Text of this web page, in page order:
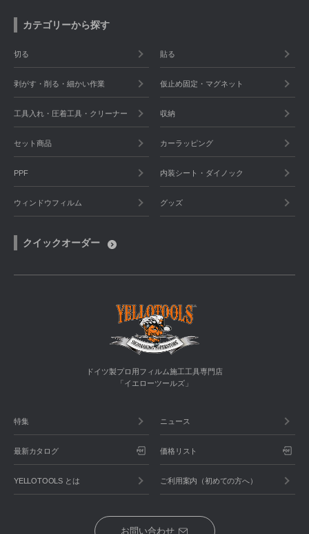
カテゴリーから探す
切る 貼る
剥がす・削る・細かい作業 仮止め固定・マグネット
工具入れ・圧着工具・クリーナー 収納
セット商品 カーラッピング
PPF 内装シート・ダイノック
ウィンドウフィルム グッズ
クイックオーダー
ドイツ製プロ用フィルム施工工具専門店
「イエローツールズ」
特集 ニュース
最新カタログ 価格リスト
YELLOTOOLS とは ご利用案内（初めての方へ）
お問い合わせ